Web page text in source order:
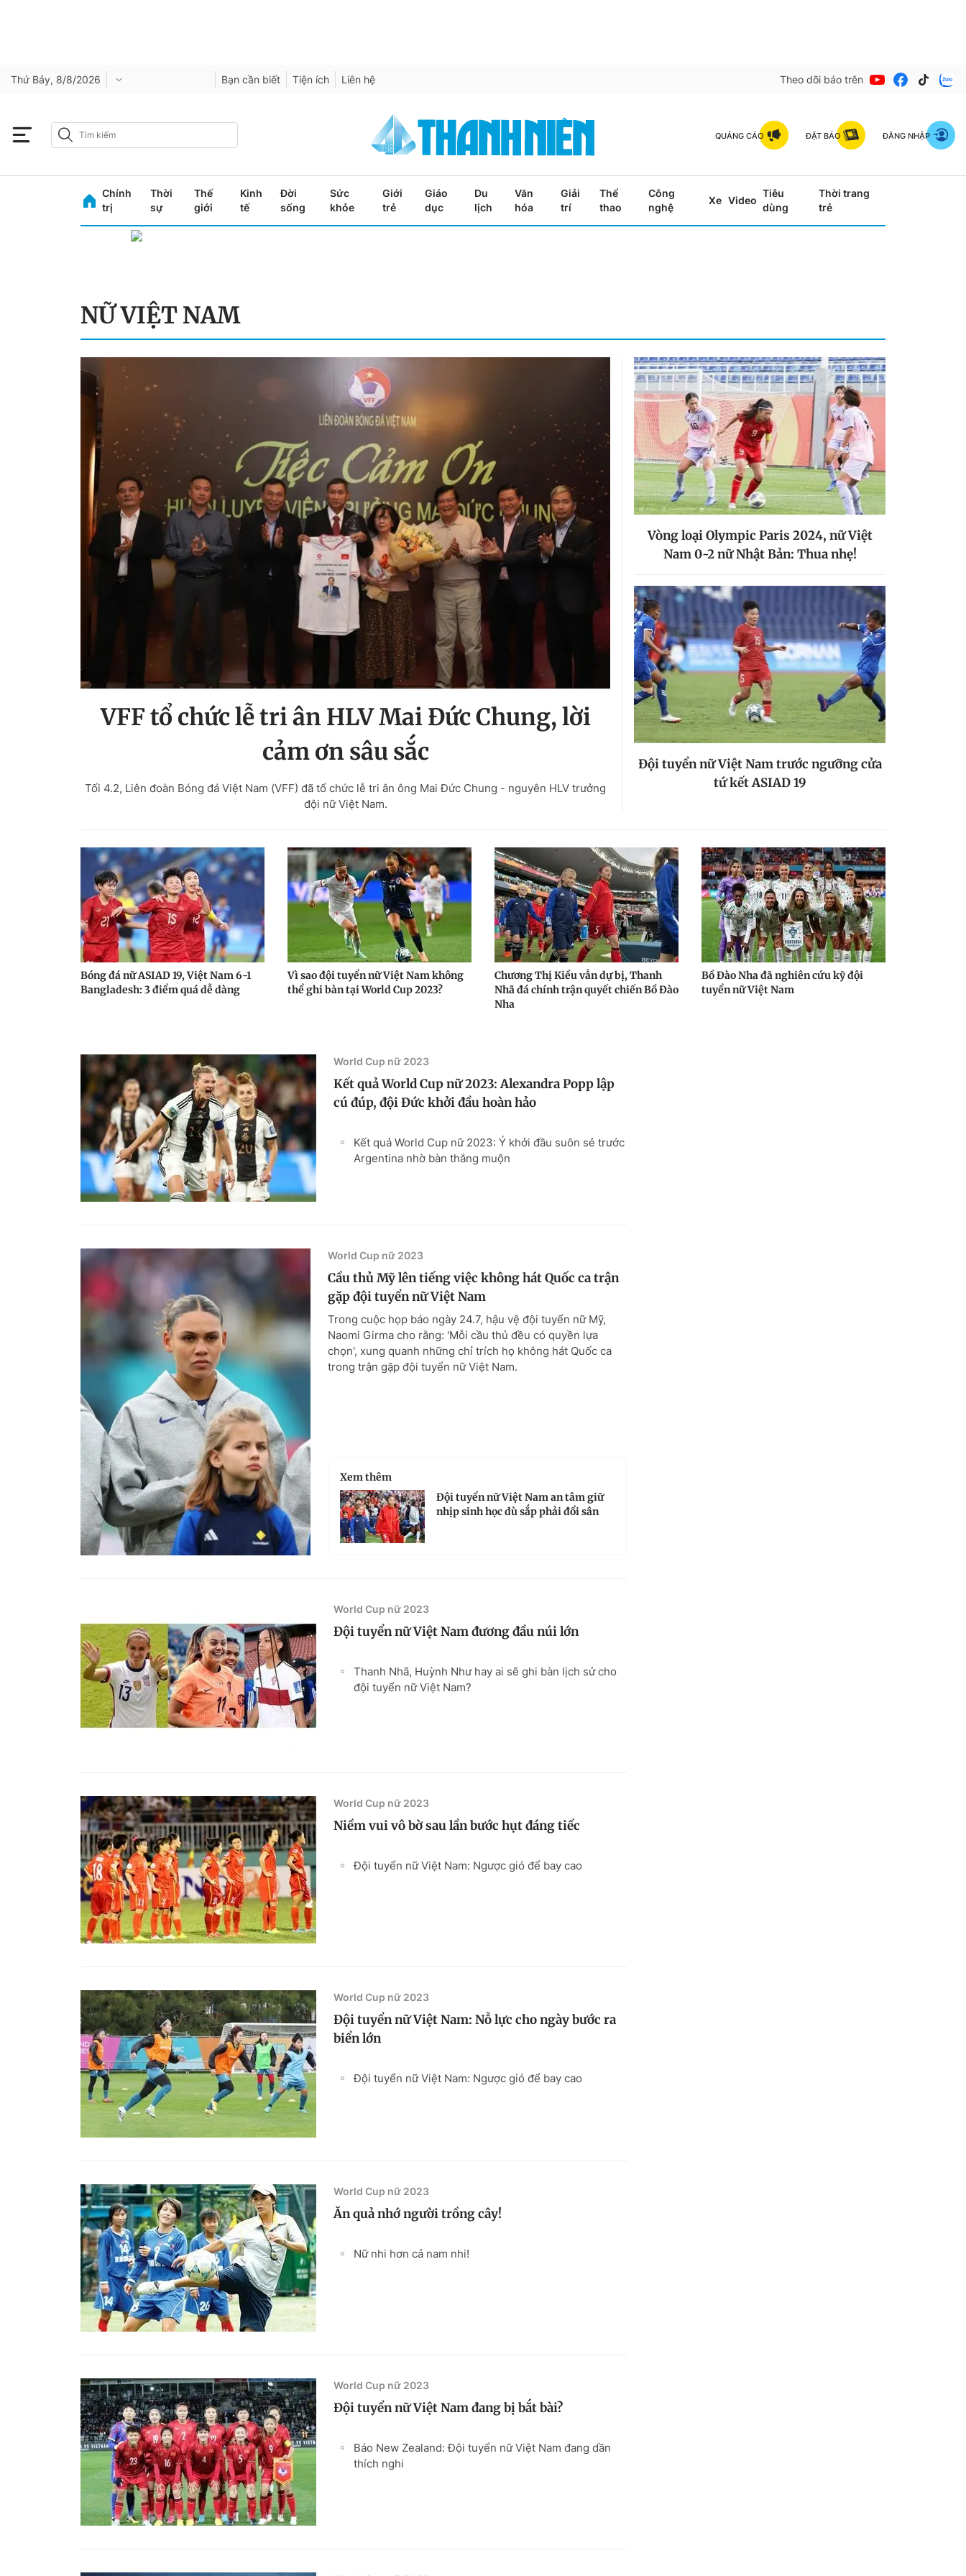
Thứ Bảy, 8/8/2026 Bạn cần biết Tiện ích Liên hệ Theo dõi báo trên
QUẢNG CÁO ĐẶT BÁO ĐĂNG NHẬP
Chính
trị
Thời
sự
Thế
giới
Kinh
tế
Đời
sống
Sức
khỏe
Giới
trẻ
Giáo
dục
Du
lịch
Văn
hóa
Giải
trí
Thể
thao
Công
nghệ
Xe Video
Tiêu
dùng
Thời trang
trẻ
NỮ VIỆT NAM
VFF tổ chức lễ tri ân HLV Mai Đức Chung, lời
cảm ơn sâu sắc
Tối 4.2, Liên đoàn Bóng đá Việt Nam (VFF) đã tổ chức lễ tri ân ông Mai Đức Chung - nguyên HLV trưởng
đội nữ Việt Nam.
Vòng loại Olympic Paris 2024, nữ Việt
Nam 0-2 nữ Nhật Bản: Thua nhẹ!
Đội tuyển nữ Việt Nam trước ngưỡng cửa
tứ kết ASIAD 19
Bóng đá nữ ASIAD 19, Việt Nam 6-1
Bangladesh: 3 điểm quá dễ dàng
Vì sao đội tuyển nữ Việt Nam không
thể ghi bàn tại World Cup 2023?
Chương Thị Kiều vẫn dự bị, Thanh
Nhã đá chính trận quyết chiến Bồ Đào
Nha
Bồ Đào Nha đã nghiên cứu kỹ đội
tuyển nữ Việt Nam
World Cup nữ 2023
Kết quả World Cup nữ 2023: Alexandra Popp lập
cú đúp, đội Đức khởi đầu hoàn hảo
Kết quả World Cup nữ 2023: Ý khởi đầu suôn sẻ trước
Argentina nhờ bàn thắng muộn
World Cup nữ 2023
Cầu thủ Mỹ lên tiếng việc không hát Quốc ca trận
gặp đội tuyển nữ Việt Nam
Trong cuộc họp báo ngày 24.7, hậu vệ đội tuyển nữ Mỹ,
Naomi Girma cho rằng: 'Mỗi cầu thủ đều có quyền lựa
chọn', xung quanh những chỉ trích họ không hát Quốc ca
trong trận gặp đội tuyển nữ Việt Nam.
Xem thêm
Đội tuyển nữ Việt Nam an tâm giữ
nhịp sinh học dù sắp phải đổi sân
World Cup nữ 2023
Đội tuyển nữ Việt Nam đương đầu núi lớn
Thanh Nhã, Huỳnh Như hay ai sẽ ghi bàn lịch sử cho
đội tuyển nữ Việt Nam?
World Cup nữ 2023
Niềm vui vô bờ sau lần bước hụt đáng tiếc
Đội tuyển nữ Việt Nam: Ngược gió để bay cao
World Cup nữ 2023
Đội tuyển nữ Việt Nam: Nỗ lực cho ngày bước ra
biển lớn
Đội tuyển nữ Việt Nam: Ngược gió để bay cao
World Cup nữ 2023
Ăn quả nhớ người trồng cây!
Nữ nhi hơn cả nam nhi!
World Cup nữ 2023
Đội tuyển nữ Việt Nam đang bị bắt bài?
Báo New Zealand: Đội tuyển nữ Việt Nam đang dần
thích nghi